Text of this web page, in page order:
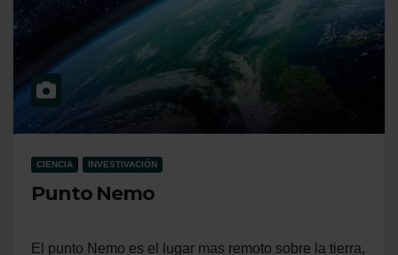
CIENCIA INVESTIVACIÓN
Punto Nemo
El punto Nemo es el lugar mas remoto sobre la tierra,